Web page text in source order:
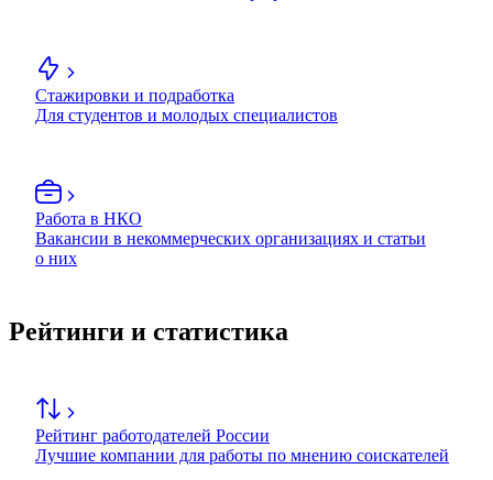
Стажировки и подработка
Для студентов и молодых специалистов
Работа в НКО
Вакансии в некоммерческих организациях и статьи
о них
Рейтинги и статистика
Рейтинг работодателей России
Лучшие компании для работы по мнению соискателей